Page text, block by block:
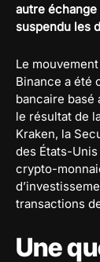
autre
suspendu les
Le
Binance a été
bancaire
le résultat de
Kraken, la
des États-
crypto-
transactions
Une